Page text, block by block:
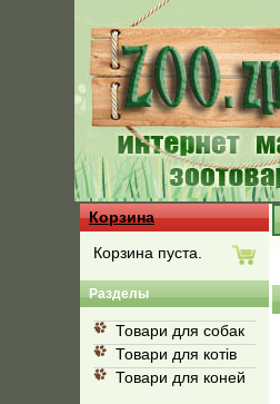
Корзина
Корзина пуста.
Разделы
Товари для собак
Товари для котів
Товари для коней